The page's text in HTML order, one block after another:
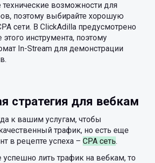
возможности для
поэтому выбирайте хорошую
сети. В ClickAdilla предусмотрено
этого инструмента, поэтому
In-Stream для демонстрации
стратегия для вебкам
к вашим услугам, чтобы
трафик, но есть еще
в рецепте успеха – CPA сеть.
успешно лить трафик на вебкам, то